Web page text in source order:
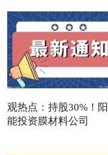
观热点：持股30%！
能投资膜材料公司